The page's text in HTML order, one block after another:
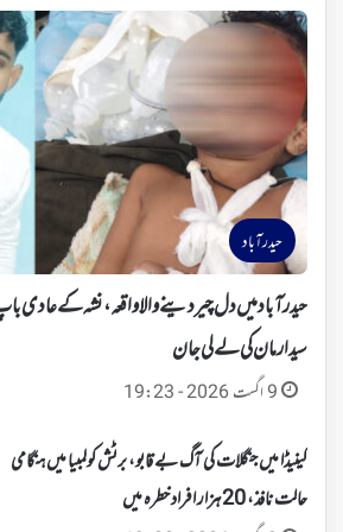
حیدرآباد
حیدرآباد میں دل چیردینےوالا واقعہ، نشہ کے
سید ارمان کی لے لی جان
9 اگست 2026 - 19:23
کینیڈا میں جنگلات کی آگ بے قابو، برٹش کولمبیا میں ہنگامی
حالت نافذ، 20 ہزار افراد خطرہ میں